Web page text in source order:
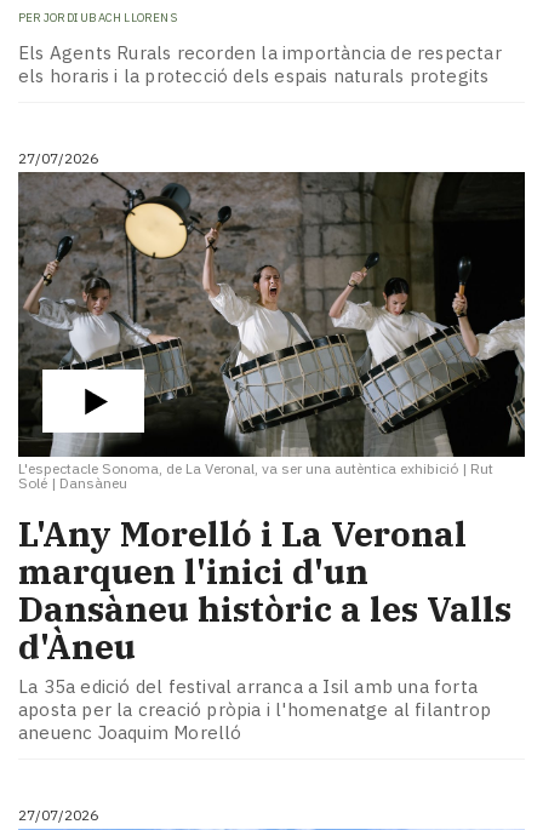
PER JORDI UBACH LLORENS
Els Agents Rurals recorden la importància de respectar
els horaris i la protecció dels espais naturals protegits
27/07/2026
L'espectacle Sonoma, de La Veronal, va ser una autèntica exhibició | Rut
Solé | Dansàneu
L'Any Morelló i La Veronal
marquen l'inici d'un
Dansàneu històric a les Valls
d'Àneu
La 35a edició del festival arranca a Isil amb una forta
aposta per la creació pròpia i l'homenatge al filantrop
aneuenc Joaquim Morelló
27/07/2026